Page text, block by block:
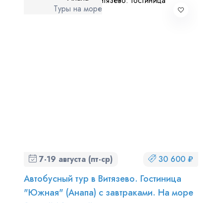
Туры на море
7-19 августа (пт-ср) 30 600 ₽
Автобусный тур в Витязево. Гостиница
"Южная" (Анапа) с завтраками. На море